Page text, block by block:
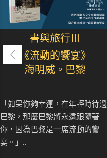
書與旅行Ⅲ
《流動的饗宴》
海明威。巴黎
「如果你夠幸運，在年輕時待過
巴黎，那麼巴黎將永遠跟隨著
你，因為巴黎是一席流動的饗
宴。」..